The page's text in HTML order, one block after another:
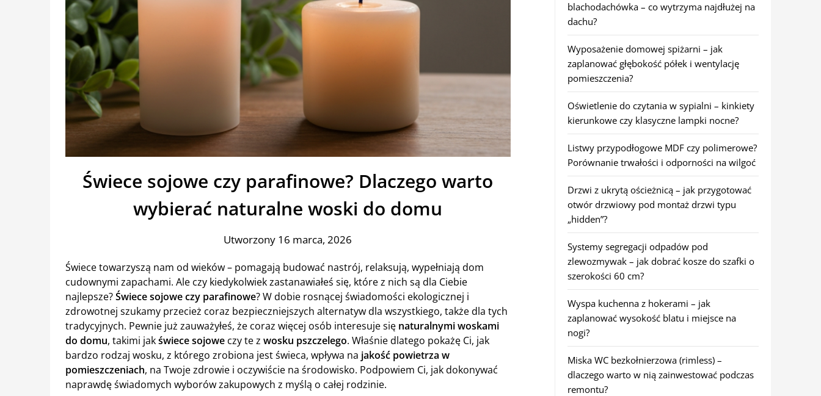
Świece sojowe czy parafinowe? Dlaczego warto
wybierać naturalne woski do domu
Utworzony 16 marca, 2026
Świece towarzyszą nam od wieków – pomagają budować nastrój, relaksują, wypełniają dom
cudownymi zapachami. Ale czy kiedykolwiek zastanawiałeś się, które z nich są dla Ciebie
najlepsze?Świece sojowe czy parafinowe? W dobie rosnącej świadomości ekologicznej i
zdrowotnej szukamy przecież coraz bezpieczniejszych alternatyw dla wszystkiego, także dla tych
tradycyjnych. Pewnie już zauważyłeś, że coraz więcej osób interesuje się naturalnymi woskami
do domu, takimi jakświece sojowe czy te z wosku pszczelego. Właśnie dlatego pokażę Ci, jak
bardzo rodzaj wosku, z którego zrobiona jest świeca, wpływa na jakość powietrza w
pomieszczeniach, na Twoje zdrowie i oczywiście na środowisko. Podpowiem Ci, jak dokonywać
naprawdę świadomych wyborów zakupowych z myślą o całej rodzinie.
blachodachówka – co wytrzyma najdłużej na
dachu?
Wyposażenie domowej spiżarni – jak
zaplanować głębokość półek i wentylację
pomieszczenia?
Oświetlenie do czytania w sypialni – kinkiety
kierunkowe czy klasyczne lampki nocne?
Listwy przypodłogowe MDF czy polimerowe?
Porównanie trwałości i odporności na wilgoć
Drzwi z ukrytą ościeżnicą – jak przygotować
otwór drzwiowy pod montaż drzwi typu
„hidden”?
Systemy segregacji odpadów pod
zlewozmywak – jak dobrać kosze do szafki o
szerokości 60 cm?
Wyspa kuchenna z hokerami – jak
zaplanować wysokość blatu i miejsce na
nogi?
Miska WC bezkołnierzowa (rimless) –
dlaczego warto w nią zainwestować podczas
remontu?